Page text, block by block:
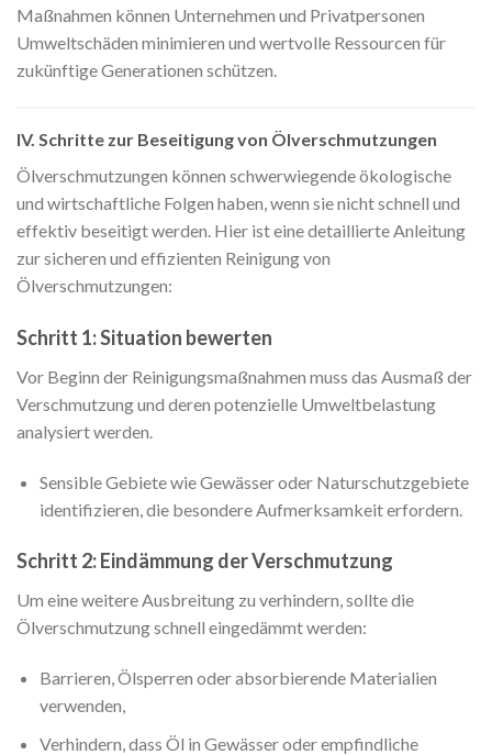
Maßnahmen können Unternehmen und Privatpersonen
Umweltschäden minimieren und wertvolle Ressourcen für
zukünftige Generationen schützen.
IV. Schritte zur Beseitigung von Ölverschmutzungen
Ölverschmutzungen können schwerwiegende ökologische
und wirtschaftliche Folgen haben, wenn sie nicht schnell und
effektiv beseitigt werden. Hier ist eine detaillierte Anleitung
zur sicheren und effizienten Reinigung von
Ölverschmutzungen:
Schritt 1: Situation bewerten
Vor Beginn der Reinigungsmaßnahmen muss das Ausmaß der
Verschmutzung und deren potenzielle Umweltbelastung
analysiert werden.
Sensible Gebiete wie Gewässer oder Naturschutzgebiete
identifizieren, die besondere Aufmerksamkeit erfordern.
Schritt 2: Eindämmung der Verschmutzung
Um eine weitere Ausbreitung zu verhindern, sollte die
Ölverschmutzung schnell eingedämmt werden:
Barrieren, Ölsperren oder absorbierende Materialien
verwenden,
Verhindern, dass Öl in Gewässer oder empfindliche